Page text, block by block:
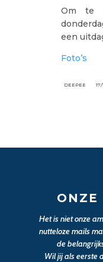
Om te
een
Foto’s
DEEPEE
ONZE
Het is niet onze
nutteloze mails
de
Wil jij als eerste